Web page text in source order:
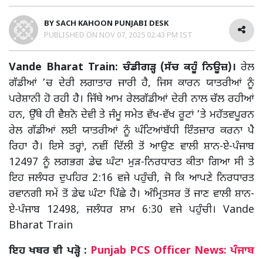
BY SACH KAHOON PUNJABI DESK
PUBLISHED ON NOV 07, 2025 02:43 PM IST
Vande Bharat Train: ਚੰਡੀਗੜ੍ਹ (ਸੱਚ ਕਹੂੰ ਨਿਊਜ਼)। ਰੇਲ
ਗੱਡੀਆਂ ’ਚ ਦੇਰੀ ਲਗਾਤਾਰ ਜਾਰੀ ਹੈ, ਜਿਸ ਕਾਰਨ ਯਾਤਰੀਆਂ ਨੂੰ
ਪਰੇਸ਼ਾਨੀ ਹੋ ਰਹੀ ਹੈ। ਜਿੱਥੇ ਆਮ ਰੇਲਗੱਡੀਆਂ ਦੇਰੀ ਨਾਲ ਚੱਲ ਰਹੀਆਂ
ਹਨ, ਉੱਥੇ ਹੀ ਵੈਸ਼ਨੋ ਦੇਵੀ ਤੇ ਜੰਮੂ ਸਮੇਤ ਵੱਖ-ਵੱਖ ਰੂਟਾਂ ’ਤੇ ਮਹੱਤਵਪੂਰਨ
ਰੇਲ ਗੱਡੀਆਂ ਲਈ ਯਾਤਰੀਆਂ ਨੂੰ ਘੰਟਿਆਂਬੱਧੀ ਇੰਤਜ਼ਾਰ ਕਰਨਾ ਪੈ
ਰਿਹਾ ਹੈ। ਇਸੇ ਤਰ੍ਹਾਂ, ਨਵੀਂ ਦਿੱਲੀ ਤੋਂ ਆਉਣ ਵਾਲੀ ਸ਼ਾਨ-ਏ-ਪੰਜਾਬ
12497 ਨੂੰ ਲਗਭਗ ਡੇਢ ਘੰਟਾ ਮੁੜ-ਨਿਰਧਾਰਤ ਕੀਤਾ ਗਿਆ ਸੀ ਤੇ
ਇਹ ਜਲੰਧਰ ਦੁਪਹਿਰ 2:16 ਵਜੇ ਪਹੁੰਚੀ, ਜੋ ਕਿ ਆਪਣੇ ਨਿਰਧਾਰਤ
ਰਵਾਨਗੀ ਸਮੇਂ ਤੋਂ ਡੇਢ ਘੰਟਾ ਪਿੱਛੇ ਹੈ। ਅੰਮ੍ਰਿਤਸਰ ਤੋਂ ਜਾਣ ਵਾਲੀ ਸ਼ਾਨ-
ਏ-ਪੰਜਾਬ 12498, ਜਲੰਧਰ ਸ਼ਾਮ 6:30 ਵਜੇ ਪਹੁੰਚੀ। Vande
Bharat Train
ਇਹ ਖਬਰ ਵੀ ਪੜ੍ਹੋ : Punjab PCS Officer News: ਪੰਜਾਬ